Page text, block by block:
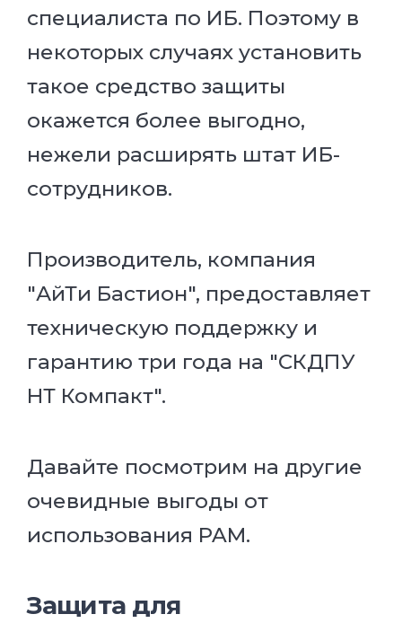
специалиста по ИБ. Поэтому в
некоторых случаях установить
такое средство защиты
окажется более выгодно,
нежели расширять штат ИБ-
сотрудников.
Производитель, компания
"АйТи Бастион", предоставляет
техническую поддержку и
гарантию три года на "СКДПУ
НТ Компакт".
Давайте посмотрим на другие
очевидные выгоды от
использования PAM.
Защита для